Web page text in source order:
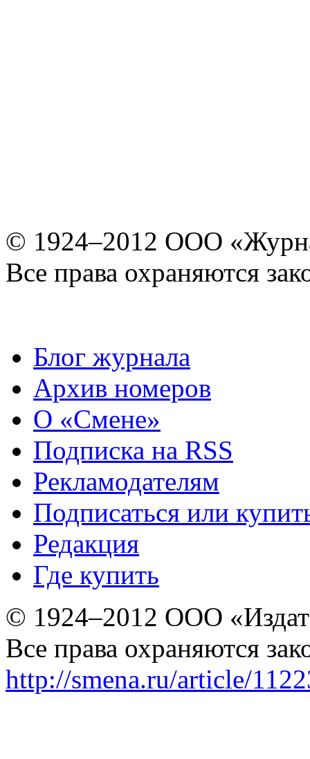
© 1924–2012 ООО
Все права охраняются
Блог журнала
Архив номеров
О «Смене»
Подписка на RSS
Рекламодателям
Подписаться или
Редакция
Где купить
© 1924–2012 ООО
Все права охраняются
http://smena.ru/article/